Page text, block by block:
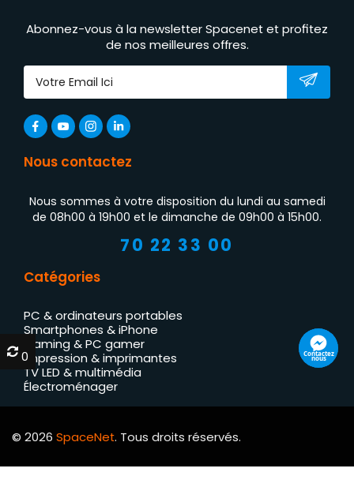
Abonnez-vous à la newsletter Spacenet et profitez
de nos meilleures offres.
Nous contactez
Nous sommes à votre disposition du lundi au samedi
de 08h00 à 19h00 et le dimanche de 09h00 à 15h00.
70 22 33 00
Catégories
PC & ordinateurs portables
Smartphones & iPhone
Gaming & PC gamer
Impression & imprimantes
TV LED & multimédia
Électroménager
© 2026 SpaceNet. Tous droits réservés.
Contactez
nous
0
0